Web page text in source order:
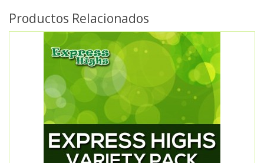
Productos Relacionados